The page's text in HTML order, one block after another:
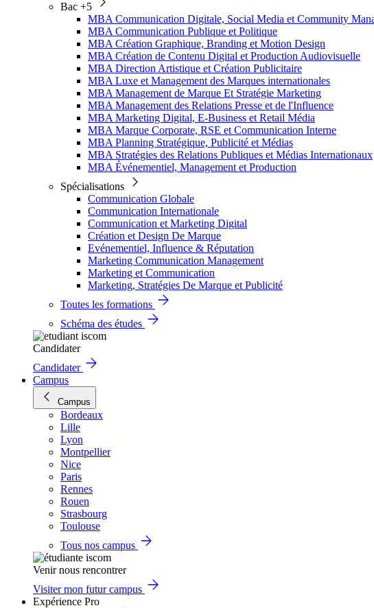
Bac +5
MBA Communication Digitale, Social Media et Community
MBA Communication Publique et Politique
MBA Création Graphique, Branding et Motion Design
MBA Création de Contenu Digital et Production Audiovisuelle
MBA Direction Artistique et Création Publicitaire
MBA Luxe et Management des Marques internationales
MBA Management de Marque Et Stratégie Marketing
MBA Management des Relations Presse et de l'Influence
MBA Marketing Digital, E-Business et Retail Média
MBA Marque Corporate, RSE et Communication Interne
MBA Planning Stratégique, Publicité et Médias
MBA Stratégies des Relations Publiques et Médias Internationaux
MBA Événementiel, Management et Production
Spécialisations
Communication Globale
Communication Internationale
Communication et Marketing Digital
Création et Design De Marque
Evénementiel, Influence & Réputation
Marketing Communication Management
Marketing et Communication
Marketing, Stratégies De Marque et Publicité
Toutes les formations
Schéma des études
Candidater
Candidater
Campus
Campus
Bordeaux
Lille
Lyon
Montpellier
Nice
Paris
Rennes
Rouen
Strasbourg
Toulouse
Tous nos campus
Venir nous rencontrer
Visiter mon futur campus
Expérience Pro